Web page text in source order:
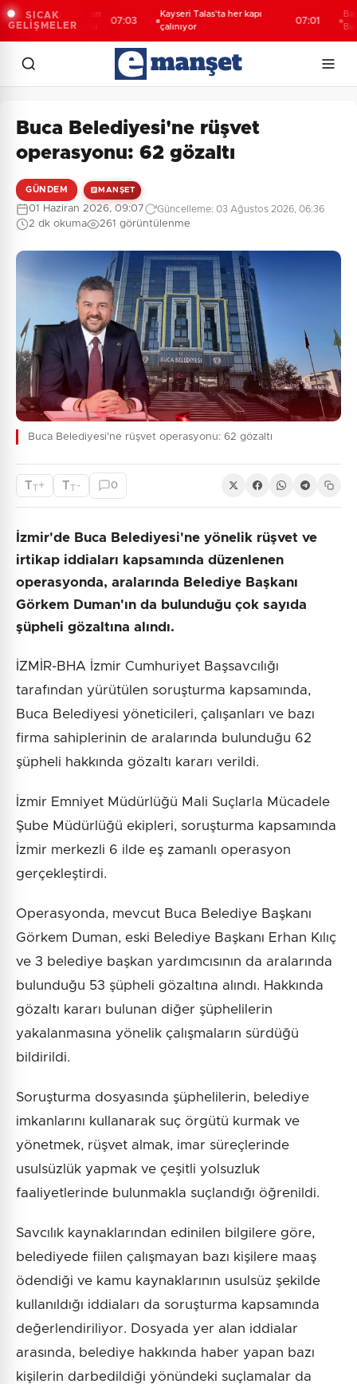
SICAK
GELİŞMELER
takımları
buluştu
Kayseri Talas'ta her kapı
çalınıyor
Başkan
Bursa'nın
Buca Belediyesi'ne rüşvet
operasyonu: 62 gözaltı
GÜNDEM MANŞET
01 Haziran 2026, 09:07 Güncelleme: 03 Ağustos 2026, 06:36
2 dk okuma 261 görüntülenme
Buca Belediyesi'ne rüşvet operasyonu: 62 gözaltı
TT+ TT - 0
İzmir'de Buca Belediyesi'ne yönelik rüşvet ve
irtikap iddiaları kapsamında düzenlenen
operasyonda, aralarında Belediye Başkanı
Görkem Duman'ın da bulunduğu çok sayıda
şüpheli gözaltına alındı.
İZMİR-BHA İzmir Cumhuriyet Başsavcılığı
tarafından yürütülen soruşturma kapsamında,
Buca Belediyesi yöneticileri, çalışanları ve bazı
firma sahiplerinin de aralarında bulunduğu 62
şüpheli hakkında gözaltı kararı verildi.
İzmir Emniyet Müdürlüğü Mali Suçlarla Mücadele
Şube Müdürlüğü ekipleri, soruşturma kapsamında
İzmir merkezli 6 ilde eş zamanlı operasyon
gerçekleştirdi.
Operasyonda, mevcut Buca Belediye Başkanı
Görkem Duman, eski Belediye Başkanı Erhan Kılıç
ve 3 belediye başkan yardımcısının da aralarında
bulunduğu 53 şüpheli gözaltına alındı. Hakkında
gözaltı kararı bulunan diğer şüphelilerin
yakalanmasına yönelik çalışmaların sürdüğü
bildirildi.
Soruşturma dosyasında şüphelilerin, belediye
imkanlarını kullanarak suç örgütü kurmak ve
yönetmek, rüşvet almak, imar süreçlerinde
usulsüzlük yapmak ve çeşitli yolsuzluk
faaliyetlerinde bulunmakla suçlandığı öğrenildi.
Savcılık kaynaklarından edinilen bilgilere göre,
belediyede fiilen çalışmayan bazı kişilere maaş
ödendiği ve kamu kaynaklarının usulsüz şekilde
kullanıldığı iddiaları da soruşturma kapsamında
değerlendiriliyor. Dosyada yer alan iddialar
arasında, belediye hakkında haber yapan bazı
kişilerin darbedildiği yönündeki suçlamalar da